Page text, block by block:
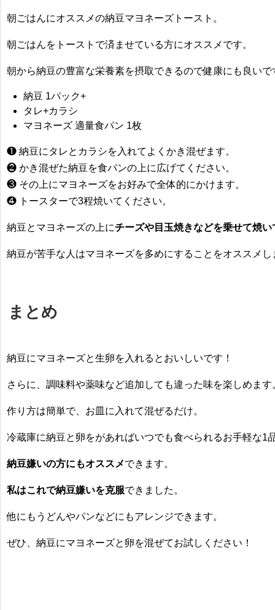
朝ごはんにオススメの納豆マヨネーズトースト。
朝ごはんをトーストで済ませている方にオススメです。
朝から納豆の豊富な栄養素を摂取できるので健康にも良いで
納豆 1パック+
タレ+カラシ
マヨネーズ 適量食パン 1枚
❶ 納豆にタレとカラシを入れてよくかき混ぜます。
❷ かき混ぜた納豆を食パンの上に広げてください。
❸ その上にマヨネーズをお好みで全体的にかけます。
❹ トースターで3程焼いてください。
納豆とマヨネーズの上にチーズや目玉焼きなどを乗せて焼い
納豆が苦手な人はマヨネーズを多めにすることをオススメし
まとめ
納豆にマヨネーズと生卵を入れるとおいしいです！
さらに、調味料や薬味など追加しても違った味を楽しめます
作り方は簡単で、お皿に入れて混ぜるだけ。
冷蔵庫に納豆と卵をがあればいつでも食べられるお手軽な1
納豆嫌いの方にもオススメできます。
私はこれで納豆嫌いを克服できました。
他にもうどんやパンなどにもアレンジできます。
ぜひ、納豆にマヨネーズと卵を混ぜてお試しください！